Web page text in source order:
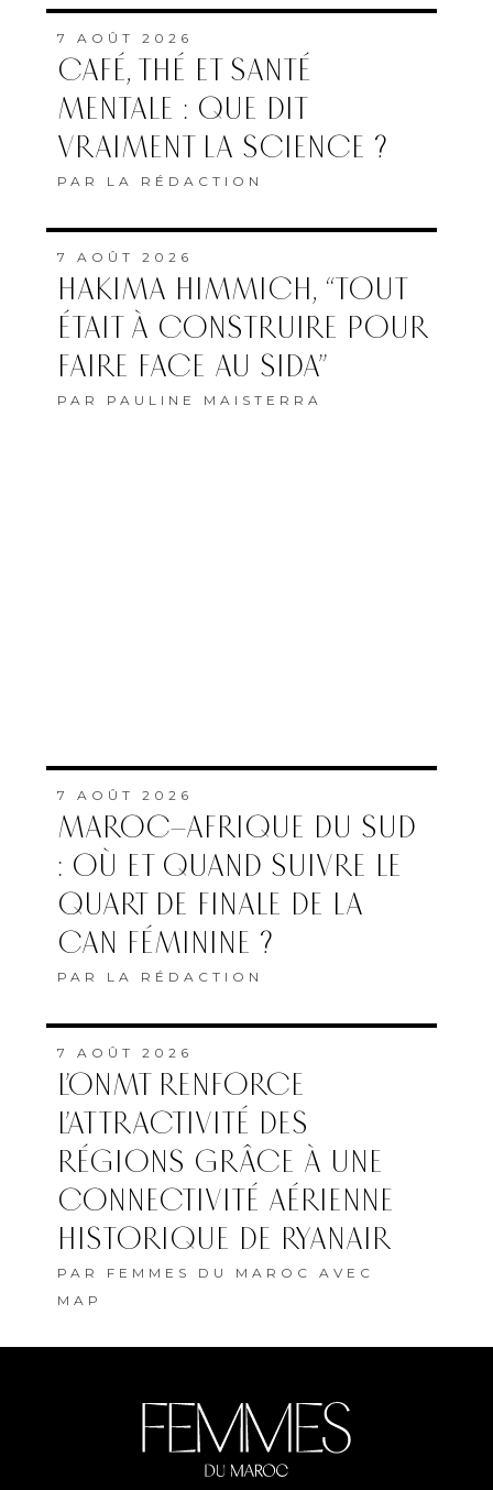
7 AOÛT 2026
CAFÉ, THÉ ET SANTÉ
MENTALE : QUE DIT
VRAIMENT LA SCIENCE ?
PAR LA RÉDACTION
7 AOÛT 2026
HAKIMA HIMMICH, “TOUT
ÉTAIT À CONSTRUIRE POUR
FAIRE FACE AU SIDA”
PAR PAULINE MAISTERRA
7 AOÛT 2026
MAROC–AFRIQUE DU SUD
: OÙ ET QUAND SUIVRE LE
QUART DE FINALE DE LA
CAN FÉMININE ?
PAR LA RÉDACTION
7 AOÛT 2026
L’ONMT RENFORCE
L’ATTRACTIVITÉ DES
RÉGIONS GRÂCE À UNE
CONNECTIVITÉ AÉRIENNE
HISTORIQUE DE RYANAIR
PAR FEMMES DU MAROC AVEC
MAP